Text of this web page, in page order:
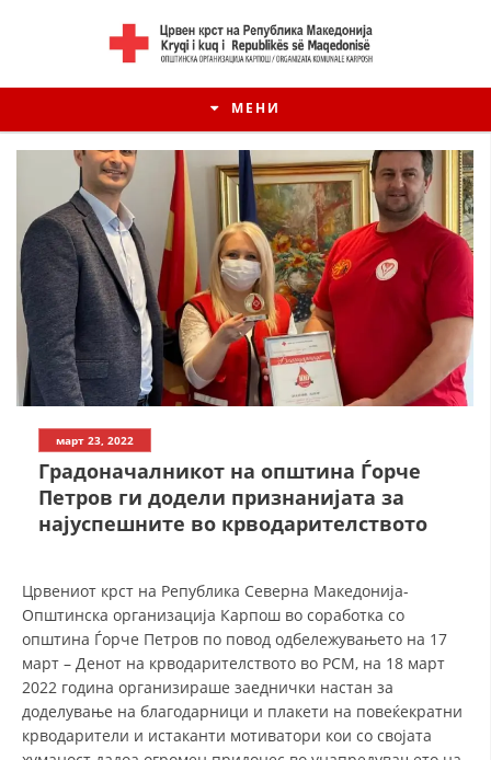
МЕНИ
СТРАТЕГИИ
март 23, 2022
Градоначалникот на општина Ѓорче
Петров ги додели признанијата за
најуспешните во крводарителството
Црвениот крст на Република Северна Македонија-
Општинска организација Карпош во соработка со
општина Ѓорче Петров по повод одбележувањето на 17
март – Денот на крводарителството во РСМ, на 18 март
2022 година организираше заеднички настан за
доделување на благодарници и плакети на повеќекратни
крводарители и истаканти мотиватори кои со својата